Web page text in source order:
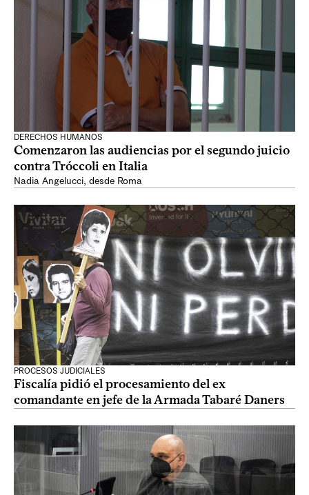
DERECHOS HUMANOS
Comenzaron las audiencias por el segundo juicio
contra Tróccoli en Italia
Nadia Angelucci, desde Roma
PROCESOS JUDICIALES
Fiscalía pidió el procesamiento del ex
comandante en jefe de la Armada Tabaré Daners